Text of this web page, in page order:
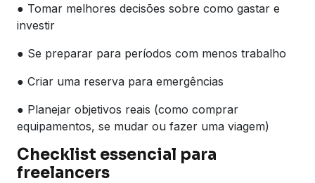
● Tomar melhores decisões sobre como gastar e
investir
● Se preparar para períodos com menos trabalho
● Criar uma reserva para emergências
● Planejar objetivos reais (como comprar
equipamentos, se mudar ou fazer uma viagem)
Checklist essencial para
freelancers